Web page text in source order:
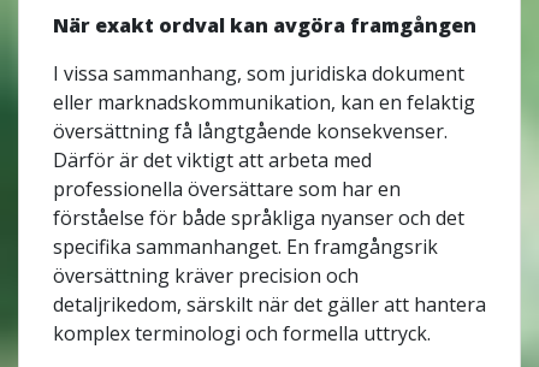
När exakt ordval kan avgöra framgången
I vissa sammanhang, som juridiska dokument
eller marknadskommunikation, kan en felaktig
översättning få långtgående konsekvenser.
Därför är det viktigt att arbeta med
professionella översättare som har en
förståelse för både språkliga nyanser och det
specifika sammanhanget. En framgångsrik
översättning kräver precision och
detaljrikedom, särskilt när det gäller att hantera
komplex terminologi och formella uttryck.